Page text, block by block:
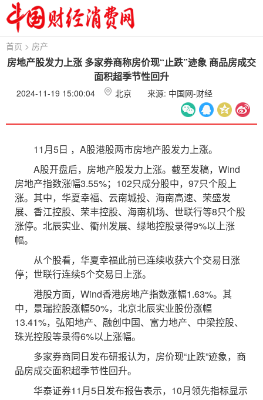
首页 > 房产
房地产股发力上涨 多家券商称房价现“止跌”迹象 商品房成交
面积超季节性回升
2024-11-19 15:00:04 北京 来源: 中国网-财经
11月5日 ，A股港股两市房地产股发力上涨。
A股开盘后，房地产股发力上涨。截至发稿，Wind
房地产指数涨幅3.55%；102只成分股中，97只个股上
涨。其中，华夏幸福、云南城投、海南高速、荣盛发
展、香江控股、荣丰控股、海南机场、世联行等8只个股
涨停。北辰实业、衢州发展、绿地控股录得9%以上涨
幅。
从个股看，华夏幸福此前已连续收获六个交易日涨
停；世联行连续5个交易日上涨。
港股方面，Wind香港房地产指数涨幅1.63%。其
中，景瑞控股涨幅50%，北京北辰实业股份涨幅
13.41%，弘阳地产、融创中国、富力地产、中梁控股、
珠光控股等录得6%以上涨幅。
多家券商同日发布研报认为，房价现“止跌”迹象，商
品房成交面积超季节性回升。
华泰证券11月5日发布报告表示，10月领先指标显示